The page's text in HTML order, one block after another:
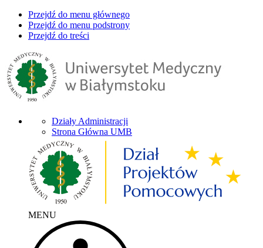
Przejdź do menu głównego
Przejdź do menu podstrony
Przejdź do treści
Działy Administracji
Strona Główna UMB
MENU